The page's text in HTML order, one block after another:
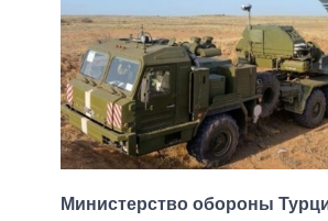
Министерство обороны